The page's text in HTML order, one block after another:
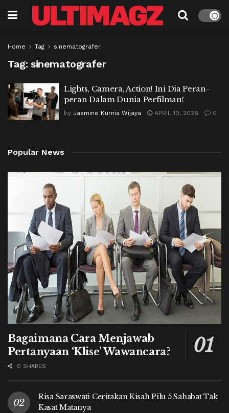
Home Tag sinematografer
Tag: sinematografer
Lights, Camera, Action! Ini Dia Peran-
peran Dalam Dunia Perfilman!
by Jasmine Kurnia Wijaya APRIL 10, 2026 0
Popular News
Bagaimana Cara Menjawab
Pertanyaan ‘Klise’ Wawancara?
0 SHARES
Risa Saraswati Ceritakan Kisah Pilu 5 Sahabat Tak
Kasat Matanya